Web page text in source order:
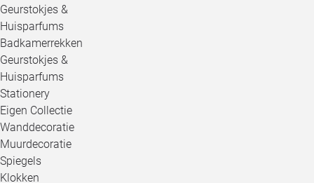
Geurstokjes &
Huisparfums
Badkamerrekken
Geurstokjes &
Huisparfums
Stationery
Eigen Collectie
Wanddecoratie
Muurdecoratie
Spiegels
Klokken